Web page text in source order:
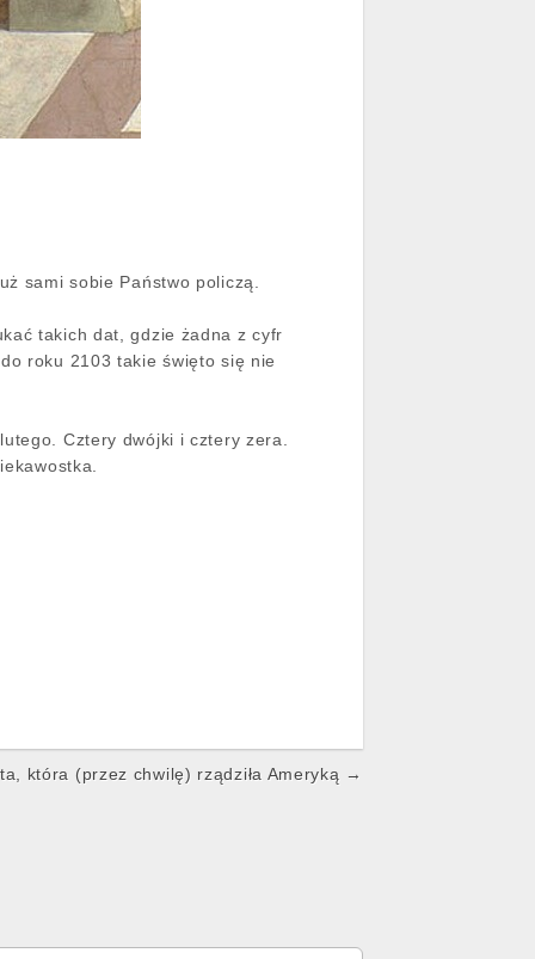
sami sobie Państwo policzą.
takich dat, gdzie żadna z cyfr
roku 2103 takie święto się nie
Cztery dwójki i cztery zera.
która (przez chwilę) rządziła Ameryką →